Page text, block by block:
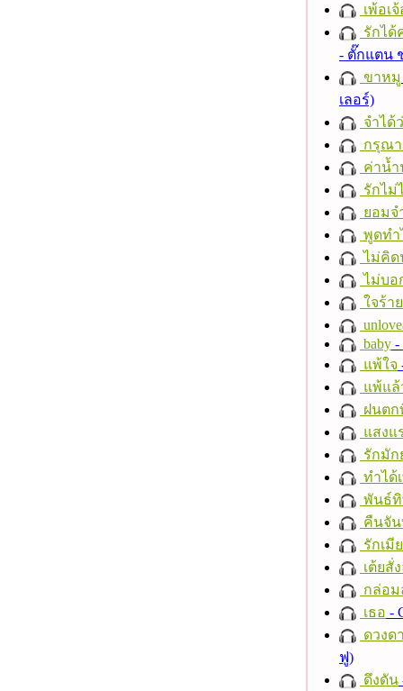
เพ้อเ
รักได้
- ตั๊กแตน
ขาหมู
เลอร์)
จำได้
กรุณา
ค่าน้
รักไม่
ยอม
พูดทำ
ไม่คิด
ไม่บอ
ใจร้าย
baby -
แพ้ใจ
แพ้แล้
ฝนตก
แสงแ
รักมัก
ทำได้
พันธ์
คืนจั
รักเมี
เต้ยสั่
กล่อม
เธอ -
ดวงด
ฟู)
ดึงดัน